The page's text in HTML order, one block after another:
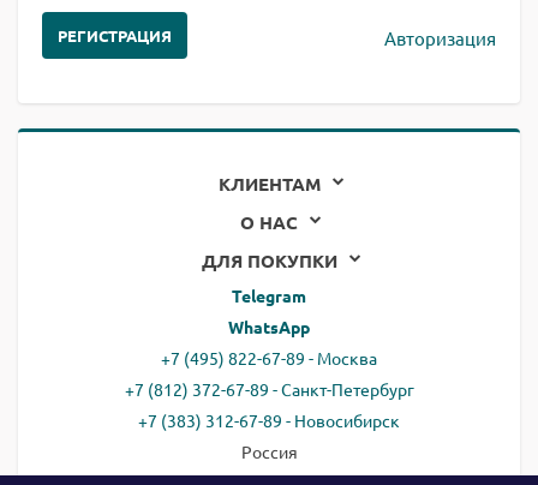
Авторизация
КЛИЕНТАМ
О НАС
ДЛЯ ПОКУПКИ
Telegram
WhatsApp
+7 (495) 822-67-89 - Москва
+7 (812) 372-67-89 - Санкт-Петербург
+7 (383) 312-67-89 - Новосибирск
Россия